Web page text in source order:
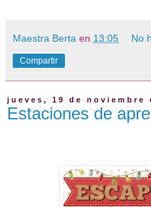
Maestra Berta en 13:05 No
Compartir
jueves, 19 de noviembre
Estaciones de